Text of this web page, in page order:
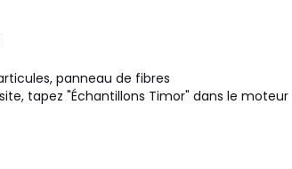
panneau de fibres
tapez "Échantillons Timor" dans le moteur